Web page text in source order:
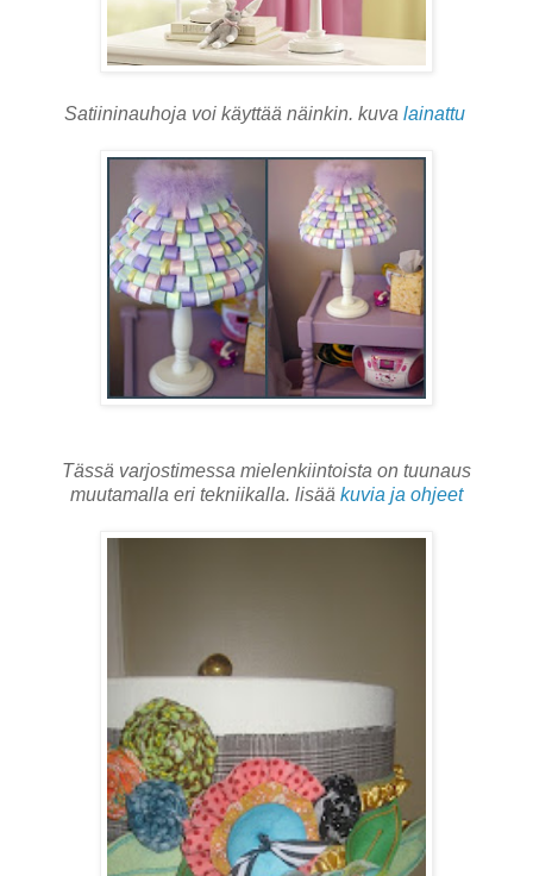
Satiininauhoja voi käyttää näinkin. kuva lainattu
Tässä varjostimessa mielenkiintoista on tuunaus
muutamalla eri tekniikalla. lisää kuvia ja ohjeet